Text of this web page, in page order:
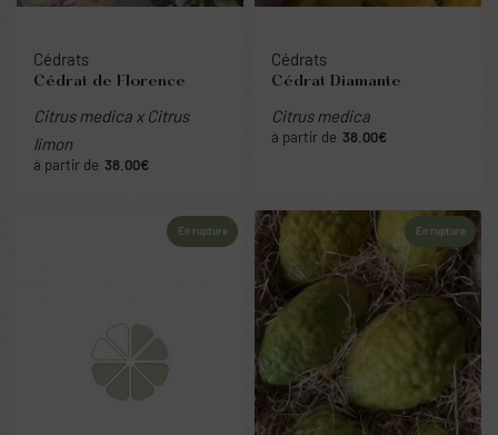
Cédrats
Cédrat de Florence
Citrus medica x Citrus
limon
38.00€
Cédrats
Cédrat Diamante
Citrus medica
38.00€
En rupture En rupture